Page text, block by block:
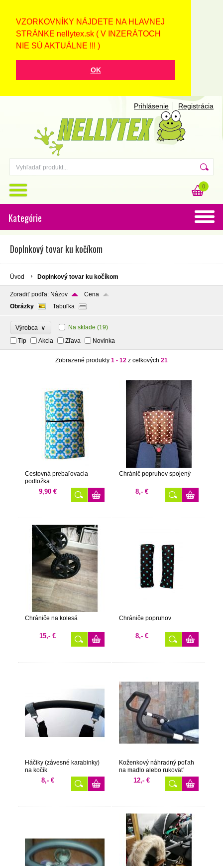
VZORKOVNÍKY NÁJDETE NA HLAVNEJ
STRÁNKE nellytex.sk ( V INZERÁTOCH
NIE SÚ AKTUÁLNE !!! )
OK
Prihlásenie Registrácia
0
Kategórie
Doplnkový tovar ku kočíkom
Úvod Doplnkový tovar ku kočíkom
Zoradiť podľa: Názov
Cena
Obrázky
Tabuľka
Výrobca ∨ Na sklade (19)
Tip
Akcia Zľava Novinka
Zobrazené produkty 1 - 12 z celkových 21
Cestovná prebaľovacia
podložka
9,90 €
Chránič popruhov spojený
8,- €
Chrániče na kolesá
15,- €
Chrániče popruhov
8,- €
Háčiky (závesné karabinky)
na kočík
8,- €
Koženkový náhradný poťah
na madlo alebo rukoväť
12,- €